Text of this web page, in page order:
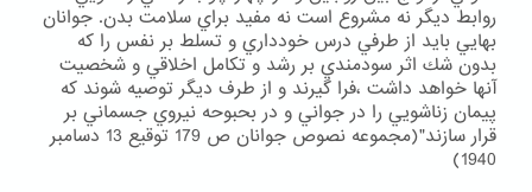
روابط ديگر نه مشروع است نه مفيد براي سلامت بدن. جوانان
بهايي بايد از طرفي درس خودداري و تسلط بر نفس را كه
بدون شك اثر سودمندي بر رشد و تكامل اخلاقي و شخصيت
آنها خواهد داشت ،فرا گيرند و از طرف ديگر توصيه شوند كه
پيمان زناشويي را در جواني و در بحبوحه نيروي جسماني بر
قرار سازند"(مجموعه نصوص جوانان ص 179 توقيع 13 دسامبر
1940)